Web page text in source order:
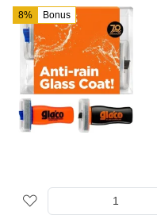
8% Bonus